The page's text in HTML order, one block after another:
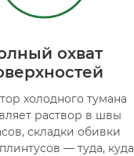
охват
холодного тумана
раствор в швы
складки обивки
— туда, куда